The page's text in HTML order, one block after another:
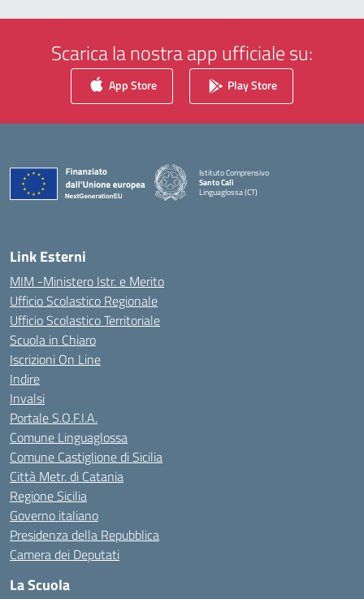
Scarica la nostra app ufficiale su:
App Store Play Store
Istituto Comprensivo
Santo Calì
Linguaglossa (CT)
— Visita la pagina iniziale della scuola
Link Esterni
MIM -Ministero Istr. e Merito
Ufficio Scolastico Regionale
Ufficio Scolastico Territoriale
Scuola in Chiaro
Iscrizioni On Line
Indire
Invalsi
Portale S.O.F.I.A.
Comune Linguaglossa
Comune Castiglione di Sicilia
Città Metr. di Catania
Regione Sicilia
Governo italiano
Presidenza della Repubblica
Camera dei Deputati
La Scuola